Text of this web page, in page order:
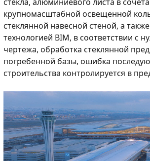
крупномасштабной освещенной
стеклянной навесной стеной, а
технологией BIM, в соответствии с
чертежа, обработка стеклянной
погребенной базы, ошибка
строительства контролируется в